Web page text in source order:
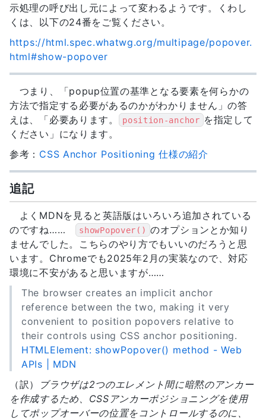
示処理の呼び出し元によって変わるようです。くわし
くは、以下の24番をご覧ください。
https://html.spec.whatwg.org/multipage/popover.
html#show-popover
つまり、「popup位置の基準となる要素を何らかの
方法で指定する必要があるのかがわかりません」の答
えは、「必要あります。
position-anchor を指定して
ください」になります。
参考： CSS Anchor Positioning 仕様の紹介
追記
よくMDNを見ると英語版はいろいろ追加されている
のですね……
showPopover() のオプションとか知り
ませんでした。こちらのやり方でもいいのだろうと思
います。Chromeでも2025年2月の実装なので、対応
環境に不安があると思いますが……
The browser creates an implicit anchor
reference between the two, making it very
convenient to position popovers relative to
their controls using CSS anchor positioning.
HTMLElement: showPopover() method - Web
APIs | MDN
（訳）
ブラウザは2つのエレメント間に暗黙のアンカー
を作成するため、CSSアンカーポジショニングを使用
してポップオーバーの位置をコントロールするのに、